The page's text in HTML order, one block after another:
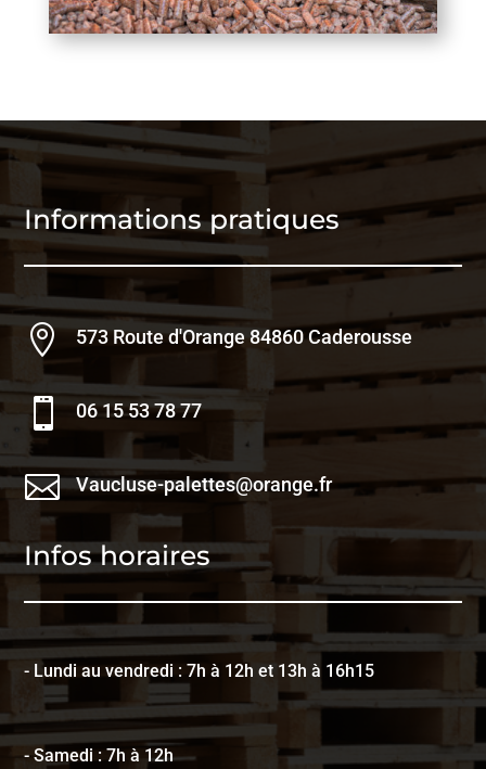
Informations pratiques
 573 Route d'Orange 84860 Caderousse
 06 15 53 78 77
 Vaucluse-palettes@orange.fr
Infos horaires
- Lundi au vendredi : 7h à 12h et 13h à 16h15
- Samedi : 7h à 12h